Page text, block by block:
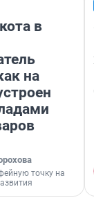
в
на
точку на